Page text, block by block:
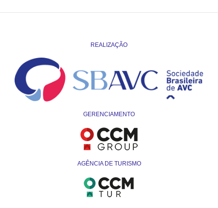
REALIZAÇÃO
GERENCIAMENTO
AGÊNCIA DE TURISMO